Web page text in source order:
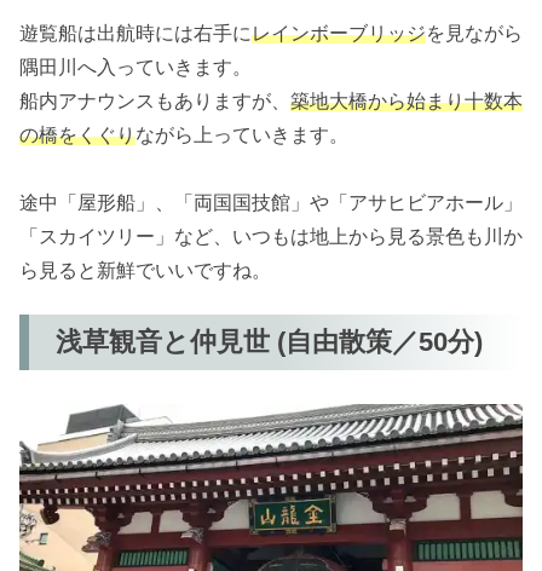
遊覧船は出航時には右手にレインボーブリッジを見ながら
隅田川へ入っていきます。
船内アナウンスもありますが、 築地大橋から始まり十数本
の橋をくぐりながら上っていきます。
途中「屋形船」、「両国国技館」や「アサヒビアホール」
「スカイツリー」など、いつもは地上から見る景色も川か
ら見ると新鮮でいいですね。
浅草観音と仲見世 (自由散策／50分)